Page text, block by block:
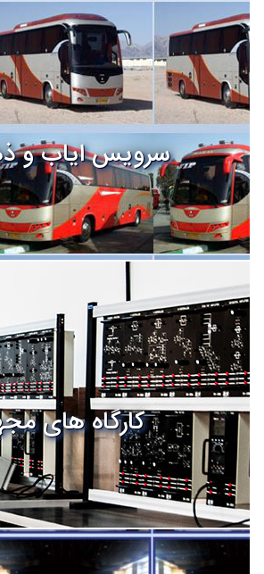
سرویس ایاب و
کارگاه های